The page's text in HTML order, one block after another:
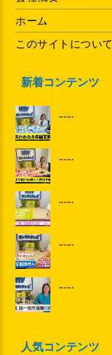
ホーム
このサイトについて
新着コンテンツ
......
......
......
......
......
人気コンテンツ